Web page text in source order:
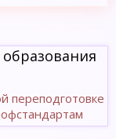
переподготовке